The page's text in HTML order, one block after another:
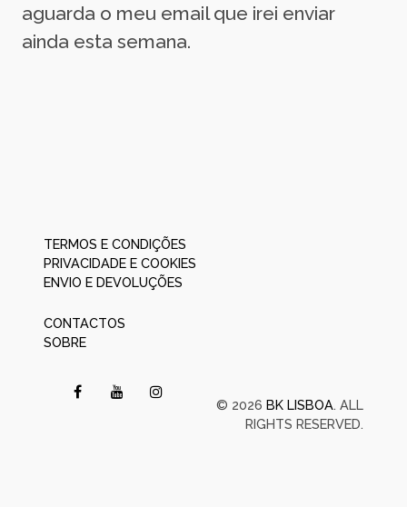
aguarda o meu email que irei enviar
ainda esta semana.
TERMOS E CONDIÇÕES
PRIVACIDADE E COOKIES
ENVIO E DEVOLUÇÕES
CONTACTOS
SOBRE
© 2026 BK LISBOA. ALL
RIGHTS RESERVED.